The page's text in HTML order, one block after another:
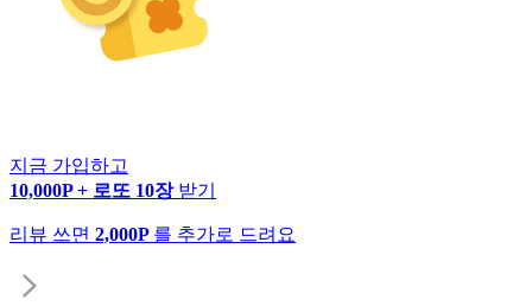
지금 가입하고
10,000P + 로또 10장 받기
리뷰 쓰면 2,000P 를 추가로 드려요